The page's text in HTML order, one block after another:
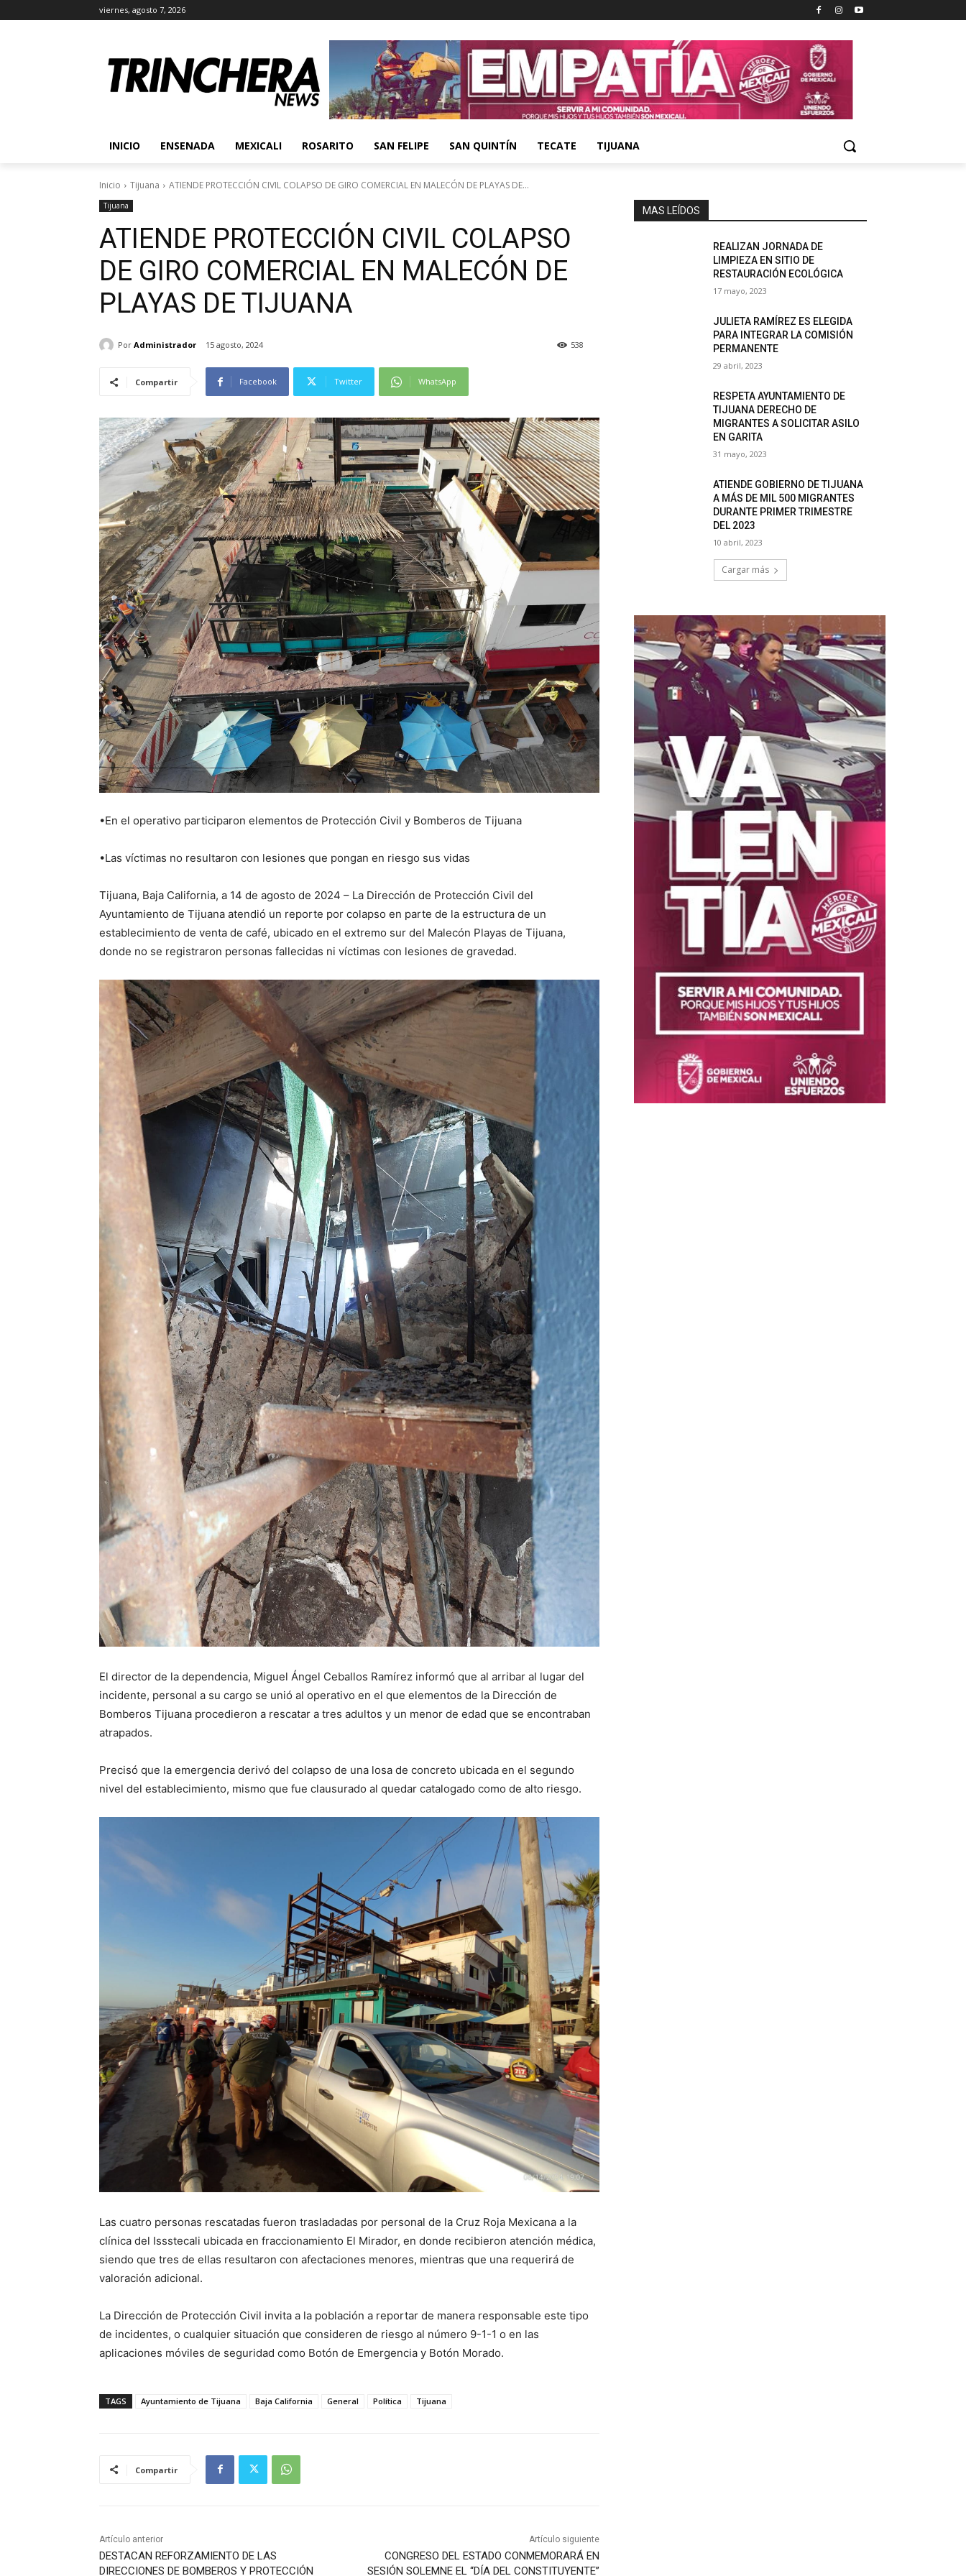
viernes, agosto 7, 2026
INICIO ENSENADA MEXICALI ROSARITO SAN FELIPE SAN QUINTÍN TECATE TIJUANA
Inicio Tijuana ATIENDE PROTECCIÓN CIVIL COLAPSO DE GIRO COMERCIAL EN MALECÓN DE PLAYAS DE...
Tijuana
ATIENDE PROTECCIÓN CIVIL COLAPSO
DE GIRO COMERCIAL EN MALECÓN DE
PLAYAS DE TIJUANA
Por Administrador 15 agosto, 2024 538
Compartir Facebook Twitter WhatsApp
•En el operativo participaron elementos de Protección Civil y Bomberos de Tijuana
•Las víctimas no resultaron con lesiones que pongan en riesgo sus vidas
Tijuana, Baja California, a 14 de agosto de 2024 – La Dirección de Protección Civil del
Ayuntamiento de Tijuana atendió un reporte por colapso en parte de la estructura de un
establecimiento de venta de café, ubicado en el extremo sur del Malecón Playas de Tijuana,
donde no se registraron personas fallecidas ni víctimas con lesiones de gravedad.
El director de la dependencia, Miguel Ángel Ceballos Ramírez informó que al arribar al lugar del
incidente, personal a su cargo se unió al operativo en el que elementos de la Dirección de
Bomberos Tijuana procedieron a rescatar a tres adultos y un menor de edad que se encontraban
atrapados.
Precisó que la emergencia derivó del colapso de una losa de concreto ubicada en el segundo
nivel del establecimiento, mismo que fue clausurado al quedar catalogado como de alto riesgo.
Las cuatro personas rescatadas fueron trasladadas por personal de la Cruz Roja Mexicana a la
clínica del Issstecali ubicada en fraccionamiento El Mirador, en donde recibieron atención médica,
siendo que tres de ellas resultaron con afectaciones menores, mientras que una requerirá de
valoración adicional.
La Dirección de Protección Civil invita a la población a reportar de manera responsable este tipo
de incidentes, o cualquier situación que consideren de riesgo al número 9-1-1 o en las
aplicaciones móviles de seguridad como Botón de Emergencia y Botón Morado.
TAGS Ayuntamiento de Tijuana Baja California General Política Tijuana
Compartir
Artículo anterior
DESTACAN REFORZAMIENTO DE LAS
DIRECCIONES DE BOMBEROS Y PROTECCIÓN
Artículo siguiente
CONGRESO DEL ESTADO CONMEMORARÁ EN
SESIÓN SOLEMNE EL “DÍA DEL CONSTITUYENTE”
MAS LEÍDOS
REALIZAN JORNADA DE
LIMPIEZA EN SITIO DE
RESTAURACIÓN ECOLÓGICA
17 mayo, 2023
JULIETA RAMÍREZ ES ELEGIDA
PARA INTEGRAR LA COMISIÓN
PERMANENTE
29 abril, 2023
RESPETA AYUNTAMIENTO DE
TIJUANA DERECHO DE
MIGRANTES A SOLICITAR ASILO
EN GARITA
31 mayo, 2023
ATIENDE GOBIERNO DE TIJUANA
A MÁS DE MIL 500 MIGRANTES
DURANTE PRIMER TRIMESTRE
DEL 2023
10 abril, 2023
Cargar más